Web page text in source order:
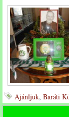
Ajánljuk, Baráti